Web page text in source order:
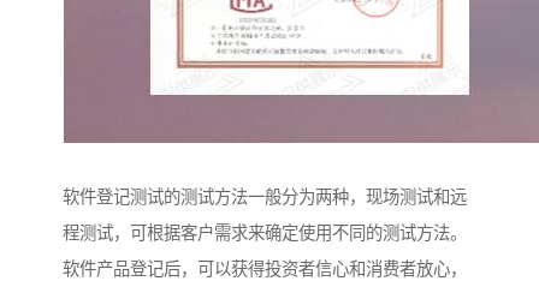
软件登记测试的测试方法一般分为两种，现场测试和远
程测试，可根据客户需求来确定使用不同的测试方法。
软件产品登记后，可以获得投资者信心和消费者放心，